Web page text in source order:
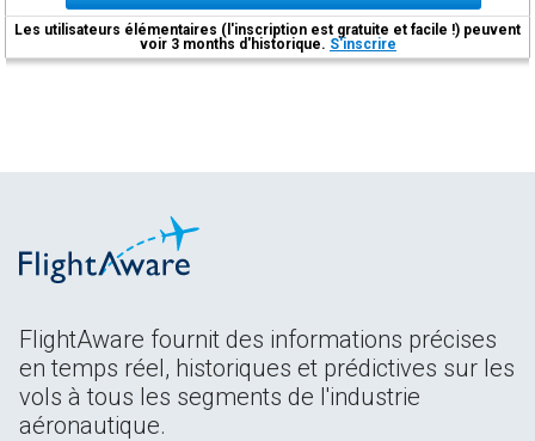
Les utilisateurs élémentaires (l'inscription est gratuite et facile !) peuvent
voir 3 months d'historique. S'inscrire
FlightAware fournit des informations précises
en temps réel, historiques et prédictives sur les
vols à tous les segments de l'industrie
aéronautique.